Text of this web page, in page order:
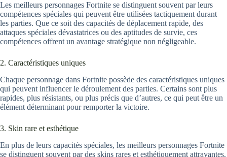
Les meilleurs personnages Fortnite se distinguent souvent par leurs
compétences spéciales qui peuvent être utilisées tactiquement durant
les parties. Que ce soit des capacités de déplacement rapide, des
attaques spéciales dévastatrices ou des aptitudes de survie, ces
compétences offrent un avantage stratégique non négligeable.
2. Caractéristiques uniques
Chaque personnage dans Fortnite possède des caractéristiques uniques
qui peuvent influencer le déroulement des parties. Certains sont plus
rapides, plus résistants, ou plus précis que d’autres, ce qui peut être un
élément déterminant pour remporter la victoire.
3. Skin rare et esthétique
En plus de leurs capacités spéciales, les meilleurs personnages Fortnite
se distinguent souvent par des skins rares et esthétiquement attrayantes.